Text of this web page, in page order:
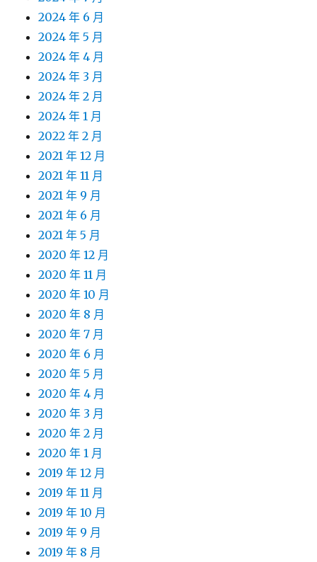
2024 年 6 月
2024 年 5 月
2024 年 4 月
2024 年 3 月
2024 年 2 月
2024 年 1 月
2022 年 2 月
2021 年 12 月
2021 年 11 月
2021 年 9 月
2021 年 6 月
2021 年 5 月
2020 年 12 月
2020 年 11 月
2020 年 10 月
2020 年 8 月
2020 年 7 月
2020 年 6 月
2020 年 5 月
2020 年 4 月
2020 年 3 月
2020 年 2 月
2020 年 1 月
2019 年 12 月
2019 年 11 月
2019 年 10 月
2019 年 9 月
2019 年 8 月